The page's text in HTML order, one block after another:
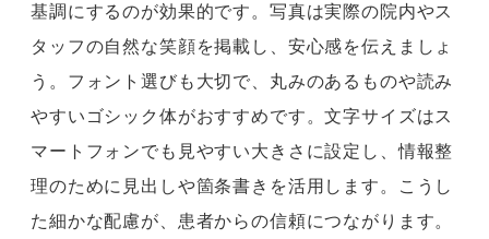
基調にするのが効果的です。写真は実際の院内やス
タッフの自然な笑顔を掲載し、安心感を伝えましょ
う。フォント選びも大切で、丸みのあるものや読み
やすいゴシック体がおすすめです。文字サイズはス
マートフォンでも見やすい大きさに設定し、情報整
理のために見出しや箇条書きを活用します。こうし
た細かな配慮が、患者からの信頼につながります。